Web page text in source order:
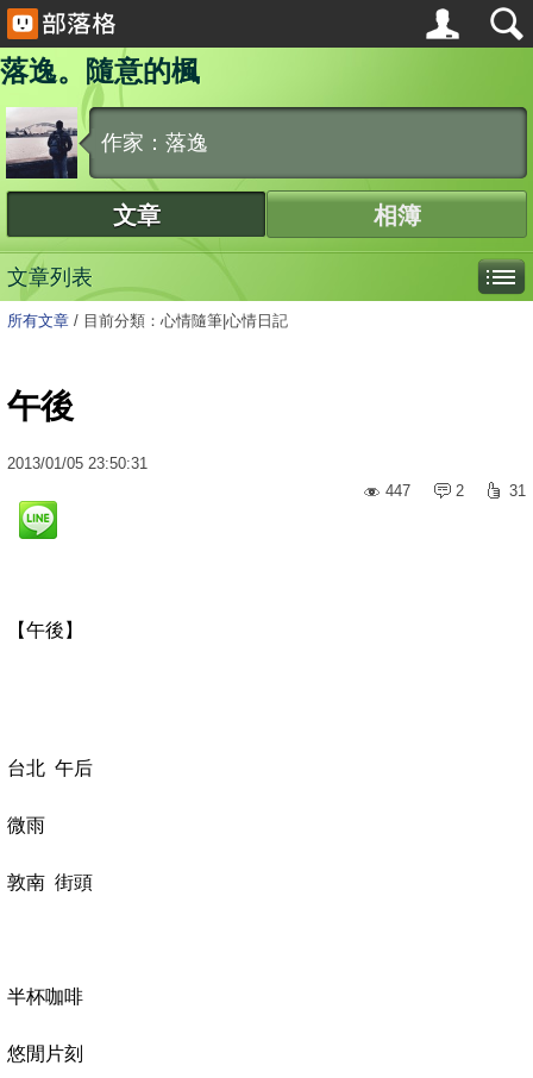
落逸。隨意的楓
作家：落逸
文章 相簿
文章列表
所有文章 / 目前分類：心情隨筆|心情日記
午後
2013/01/05 23:50:31
447
2 31
【午後】
台北 午后
微雨
敦南 街頭
半杯咖啡
悠閒片刻